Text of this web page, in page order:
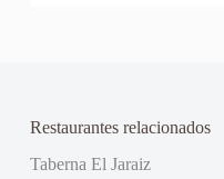
Restaurantes relacionados
Taberna El Jaraiz